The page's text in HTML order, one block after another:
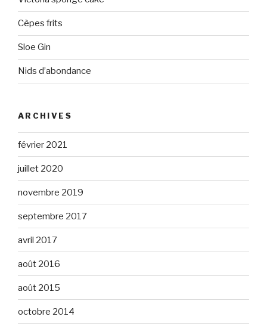
Cèpes frits
Sloe Gin
Nids d’abondance
ARCHIVES
février 2021
juillet 2020
novembre 2019
septembre 2017
avril 2017
août 2016
août 2015
octobre 2014